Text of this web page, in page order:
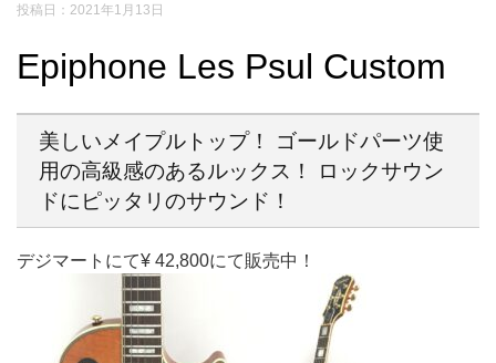
投稿日： 2021年1月13日
Epiphone Les Psul Custom
美しいメイプルトップ！ ゴールドパーツ使
用の高級感のあるルックス！ ロックサウン
ドにピッタリのサウンド！
デジマートにて¥ 42,800にて販売中！